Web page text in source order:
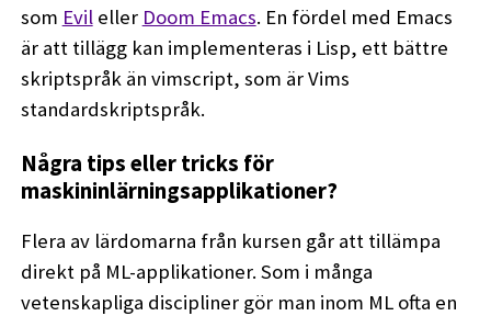
som Evileller Doom Emacs. En fördel med Emacs
är att tillägg kan implementeras i Lisp, ett bättre
skriptspråk än vimscript, som är Vims
standardskriptspråk.
Några tips eller tricks för
maskininlärningsapplikationer?
Flera av lärdomarna från kursen går att tillämpa
direkt på ML-applikationer. Som i många
vetenskapliga discipliner gör man inom ML ofta en